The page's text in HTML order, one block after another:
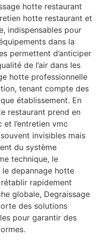
hotte restaurant
hotte restaurant et
indispensables pour
dans la
permettent d’anticiper
de l’air dans les
hotte professionnelle
tenant compte des
établissement. En
restaurant prend en
l’entretien vmc
invisibles mais
du système
technique, le
depannage hotte
rapidement
globale, Degraissage
des solutions
pour garantir des